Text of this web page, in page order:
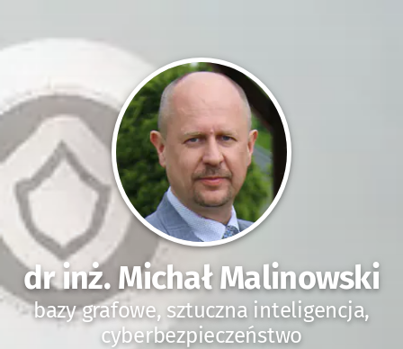
dr inż. Michał Malinowski
bazy grafowe, sztuczna inteligencja,
cyberbezpieczeństwo